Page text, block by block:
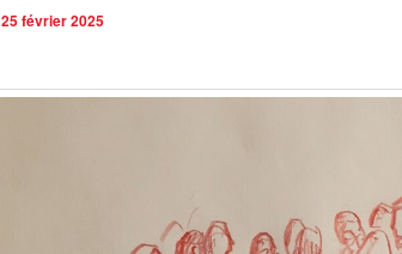
25 février 2025